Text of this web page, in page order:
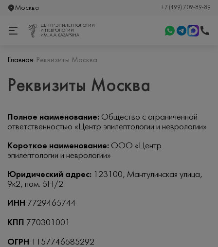
Москва +7 (499) 709-89-89
ЦЕНТР ЭПИЛЕПТОЛОГИИ
И НЕВРОЛОГИИ
ИМ. А.А.КАЗАРЯНА
Главная- Реквизиты Москва
Реквизиты Москва
Полное наименование: Общество с ограниченной
ответственностью «Центр эпилептологии и неврологии»
Короткое наименование: ООО «Центр
эпилептологии и неврологии»
Юридический адрес: 123100, Мантулинская улица,
9к2, пом. 5Н/2
ИНН 7729465744
КПП 770301001
ОГРН 1157746585292